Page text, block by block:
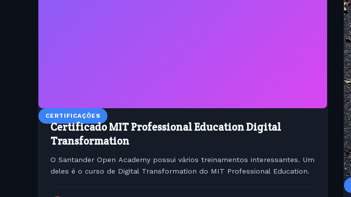
CERTIFICAÇÕES
Certificado MIT Professional Education Digital
Transformation
O Santander Open Academy possui vários treinamentos interessantes. Um
deles é o curso de Digital Transformation do MIT Professional Education.